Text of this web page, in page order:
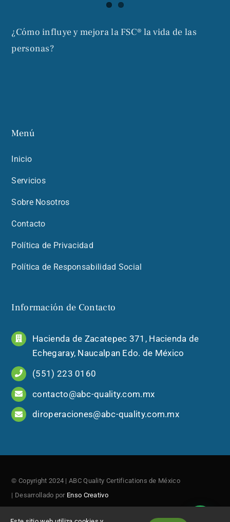
¿Cómo influye y mejora la FSC® la vida de las
personas?
Menú
Inicio
Servicios
Sobre Nosotros
Contacto
Política de Privacidad
Política de Responsabilidad Social
Información de Contacto
Hacienda de Zacatepec 371, Hacienda de
Echegaray, Naucalpan Edo. de México
(551) 223 0160
contacto@abc-quality.com.mx
diroperaciones@abc-quality.com.mx
© Copyright 2024 | ABC Quality Certifications de México
| Desarrollado por Enso Creativo